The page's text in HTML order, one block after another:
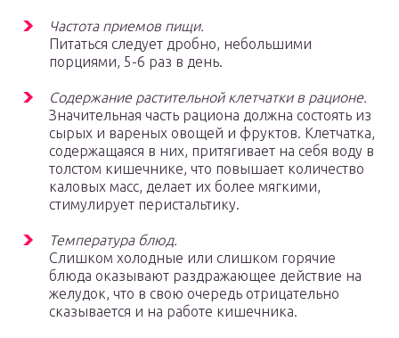
Частота приемов пищи.
Питаться следует дробно, небольшими
порциями, 5-6 раз в день.
Содержание растительной клетчатки в рационе.
Значительная часть рациона должна состоять из
сырых и вареных овощей и фруктов. Клетчатка,
содержащаяся в них, притягивает на себя воду в
толстом кишечнике, что повышает количество
каловых масс, делает их более мягкими,
стимулирует перистальтику.
Температура блюд.
Слишком холодные или слишком горячие
блюда оказывают раздражающее действие на
желудок, что в свою очередь отрицательно
сказывается и на работе кишечника.